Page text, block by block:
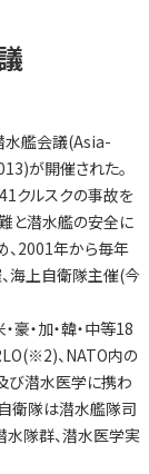
水艦会議(Asia-
が開催された。
クルスクの事故を
と潜水艦の安全に
2001年から毎年
海上自衛隊主催(今
・加・韓・中等18
、NATO内の
び潜水医学に携わ
衛隊は潜水艦隊司
水隊群、潜水医学実